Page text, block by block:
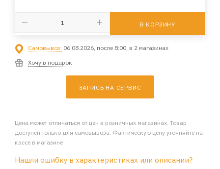
В КОРЗИНУ
Самовывоз: 06.08.2026, после 8:00, в 2 магазинах
Хочу в подарок
ЗАПИСЬ НА СЕРВИС
Цена может отличаться от цен в розничных магазинах. Товар
доступен только для самовывоза. Фактическую цену уточняйте на
кассе в магазине
Нашли ошибку в характеристиках или описании?